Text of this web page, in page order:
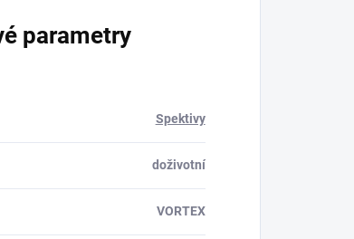
parametry
Spektivy
doživotní
VORTEX